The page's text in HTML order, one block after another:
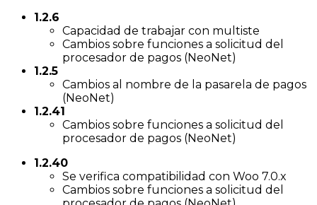
1.2.6
Capacidad de trabajar con multiste
Cambios sobre funciones a solicitud del
procesador de pagos (NeoNet)
1.2.5
Cambios al nombre de la pasarela de pagos
(NeoNet)
1.2.41
Cambios sobre funciones a solicitud del
procesador de pagos (NeoNet)
1.2.40
Se verifica compatibilidad con Woo 7.0.x
Cambios sobre funciones a solicitud del